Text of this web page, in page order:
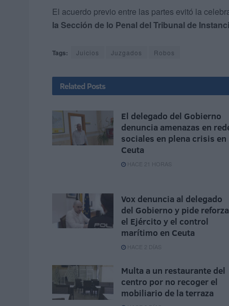
El acuerdo previo entre las partes evitó la
la Sección de lo Penal del Tribunal de
Tags: Juicios Juzgados Robos
Related Posts
El delegado del Gobierno
denuncia amenazas en
sociales en plena crisis en
Ceuta
HACE 21 HORAS
Vox denuncia al delegado
del Gobierno y pide
el Ejército y el control
marítimo en Ceuta
HACE 2 DÍAS
Multa a un restaurante del
centro por no recoger el
mobiliario de la terraza